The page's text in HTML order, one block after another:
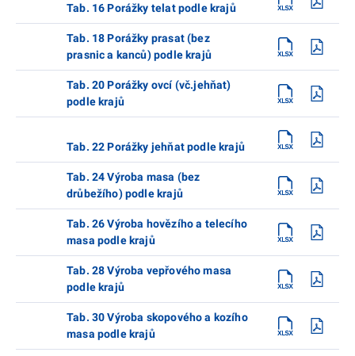
Tab. 16 Porážky telat podle krajů
Tab. 18 Porážky prasat (bez
prasnic a kanců) podle krajů
Tab. 20 Porážky ovcí (vč.jehňat)
podle krajů
Tab. 22 Porážky jehňat podle krajů
Tab. 24 Výroba masa (bez
drůbežího) podle krajů
Tab. 26 Výroba hovězího a telecího
masa podle krajů
Tab. 28 Výroba vepřového masa
podle krajů
Tab. 30 Výroba skopového a kozího
masa podle krajů